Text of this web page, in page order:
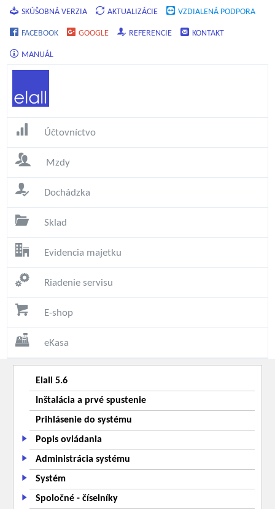
SKÚŠOBNÁ VERZIA AKTUALIZÁCIE VZDIALENÁ PODPORA
FACEBOOK GOOGLE REFERENCIE KONTAKT
MANUÁL
Účtovníctvo
Mzdy
Dochádzka
Sklad
Evidencia majetku
Riadenie servisu
E-shop
eKasa
Elall 5.6
Inštalácia a prvé spustenie
Prihlásenie do systému
Popis ovládania
Administrácia systému
Systém
Spoločné - číselníky